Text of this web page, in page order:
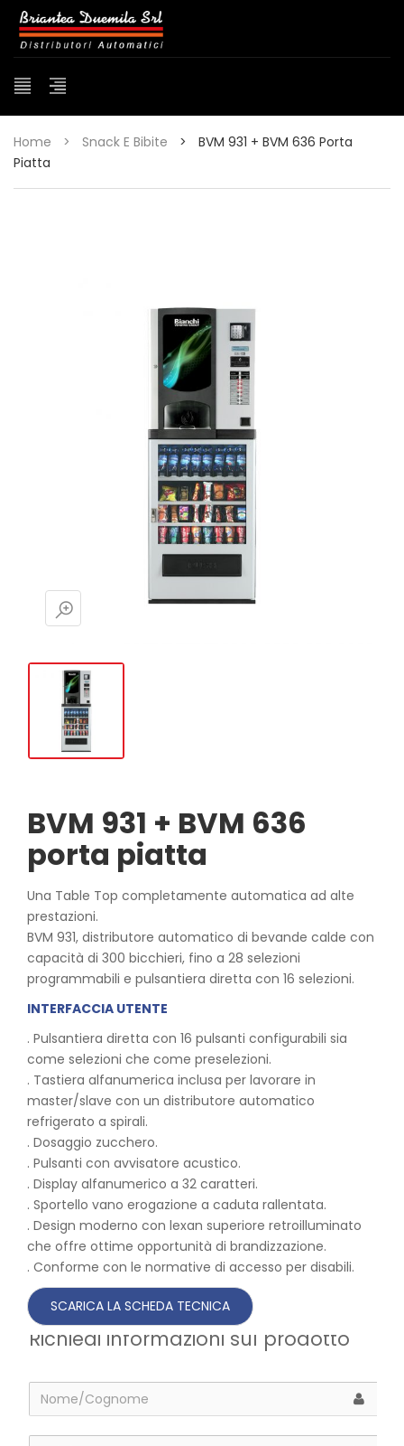
Home > Snack E Bibite >
BVM 931 + BVM 636 Porta
Piatta
BVM 931 + BVM 636
porta piatta
Una Table Top completamente automatica ad alte
prestazioni.
BVM 931, distributore automatico di bevande calde con
capacità di 300 bicchieri, fino a 28 selezioni
programmabili e pulsantiera diretta con 16 selezioni.
INTERFACCIA UTENTE
. Pulsantiera diretta con 16 pulsanti configurabili sia
come selezioni che come preselezioni.
. Tastiera alfanumerica inclusa per lavorare in
master/slave con un distributore automatico
refrigerato a spirali.
. Dosaggio zucchero.
. Pulsanti con avvisatore acustico.
. Display alfanumerico a 32 caratteri.
. Sportello vano erogazione a caduta rallentata.
. Design moderno con lexan superiore retroilluminato
che offre ottime opportunità di brandizzazione.
. Conforme con le normative di accesso per disabili.
Richiedi informazioni sul prodotto